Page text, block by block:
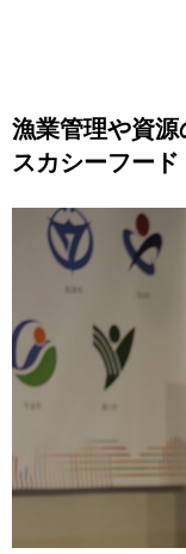
漁業管理や資
スカシーフード